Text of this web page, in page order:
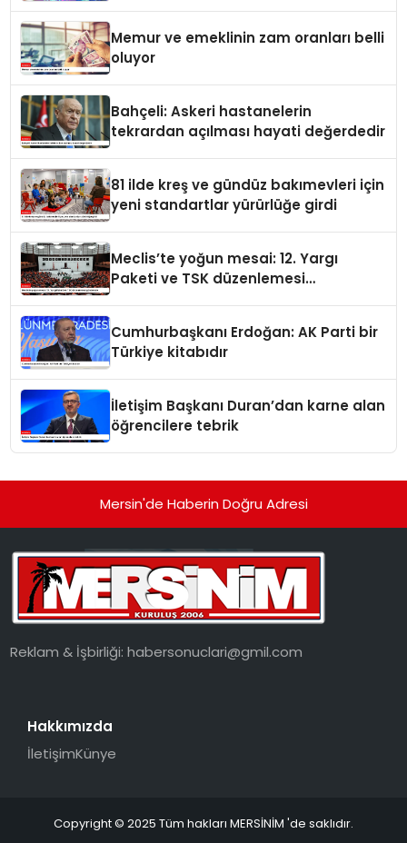
Memur ve emeklinin zam oranları belli
oluyor
Bahçeli: Askeri hastanelerin
tekrardan açılması hayati değerdedir
81 ilde kreş ve gündüz bakımevleri için
yeni standartlar yürürlüğe girdi
Meclis’te yoğun mesai: 12. Yargı
Paketi ve TSK düzenlemesi
Cumhurbaşkanı Erdoğan: AK Parti bir
Türkiye kitabıdır
İletişim Başkanı Duran’dan karne alan
öğrencilere tebrik
Mersin'de Haberin Doğru Adresi
Reklam & İşbirliği:habersonuclari@gmil.com
Hakkımızda
İletişimKünye
Copyright © 2025 Tüm hakları MERSİNİM 'de saklıdır.